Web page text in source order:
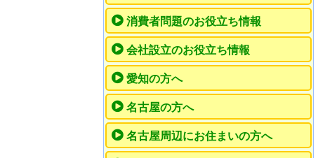
消費者問題のお役立ち情報
会社設立のお役立ち情報
愛知の方へ
名古屋の方へ
名古屋周辺にお住まいの方へ